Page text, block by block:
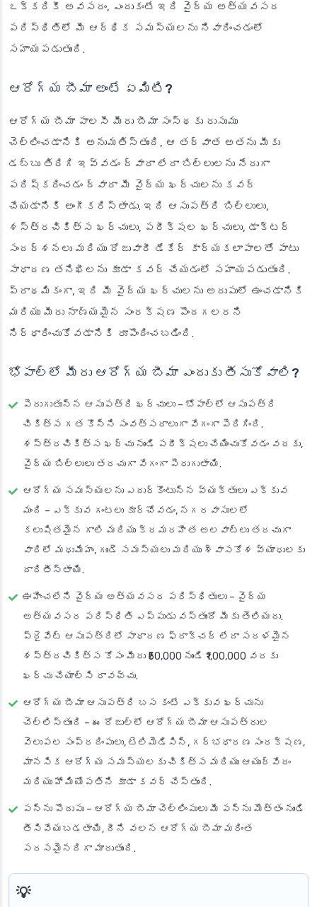
ఒక్కరికీ అవసరం, ఎందుకంటే ఇది వైద్య అత్యవసర
పరిస్థితిలో మీ ఆర్థిక సమస్యలను నివారించడంలో
సహాయపడుతుంది.
ఆరోగ్య బీమా అంటే ఏమిటి?
ఆరోగ్య బీమా పాలసీ మీరు బీమా సంస్థకు రుసుము
చెల్లించడానికి అనుమతిస్తుంది, ఆ తర్వాత అతను మీకు
డబ్బు తిరిగి ఇవ్వడం ద్వారా లేదా బిల్లులను నేరుగా
పరిష్కరించడం ద్వారా మీ వైద్య ఖర్చులను కవర్
చేయడానికి అంగీకరిస్తాడు. ఇది ఆసుపత్రి బిల్లులు,
శస్త్రచికిత్స ఖర్చులు, పరీక్షల ఖర్చులు, డాక్టర్
సందర్శనలు మరియు రోజువారీ డేకేర్ కార్యకలాపాలతో పాటు
సాధారణ తనిఖీలను కూడా కవర్ చేయడంలో సహాయపడుతుంది.
ప్రాథమికంగా, ఇది మీ వైద్య ఖర్చులను అదుపులో ఉంచడానికి
మరియు మీరు నాణ్యమైన సంరక్షణ పొందగలరని
నిర్ధారించుకోవడానికి రూపొందించబడింది.
భోపాల్‌లో మీరు ఆరోగ్య బీమా ఎందుకు తీసుకోవాలి?
పెరుగుతున్న ఆసుపత్రి ఖర్చులు – భోపాల్‌లో ఆసుపత్రి
చికిత్స గత కొన్ని సంవత్సరాలుగా వేగంగా పెరిగింది.
శస్త్రచికిత్స ఖర్చు నుండి పరీక్షలు చేయించుకోవడం వరకు,
వైద్య బిల్లులు తరచుగా వేగంగా పెరుగుతాయి.
ఆరోగ్య సమస్యలను ఎదుర్కొంటున్న వ్యక్తులు ఎక్కువ
మంది – ఎక్కువ గంటలు కూర్చోవడం, నగరవాసులలో
కలుషితమైన గాలి మరియు క్రమరహిత అలవాట్లు తరచుగా
వారిలో మధుమేహం, గుండె సమస్యలు మరియు శ్వాసకోశ వ్యాధులకు
దారితీస్తాయి.
ఊహించలేని వైద్య అత్యవసర పరిస్థితులు – వైద్య
అత్యవసర పరిస్థితి ఎప్పుడు వస్తుందో మీకు తెలియదు.
ప్రైవేట్ ఆసుపత్రిలో సాధారణ ఫ్రాక్చర్ లేదా సరళమైన
శస్త్రచికిత్స కోసం మీరు ₹50,000 నుండి ₹1,00,000 వరకు
ఖర్చు చేయాల్సి రావచ్చు.
ఆరోగ్య బీమా ఆసుపత్రి బస కంటే ఎక్కువ ఖర్చును
చెల్లిస్తుంది – ఈ రోజుల్లో ఆరోగ్య బీమా ఆసుపత్రుల
వెలుపల సంప్రదింపులు, టెలిమెడిసిన్, గర్భధారణ సంరక్షణ,
మానసిక ఆరోగ్య సమస్యలకు చికిత్స మరియు ఆయుర్వేదం
మరియు హోమియోపతిని కూడా కవర్ చేస్తుంది.
పన్ను పొదుపు – ఆరోగ్య బీమా చెల్లింపులు మీ పన్ను మొత్తం నుండి
తీసివేయబడతాయి, దీని వలన ఆరోగ్య బీమా మరింత
సరసమైనదిగా మారుతుంది.